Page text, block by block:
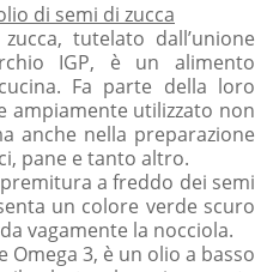
di semi di zucca
tutelato dall’unione
IGP, è un alimento
Fa parte della loro
ampiamente utilizzato non
anche nella preparazione
pane e tanto altro.
a freddo dei semi
un colore verde scuro
vagamente la nocciola.
Omega 3, è un olio a basso